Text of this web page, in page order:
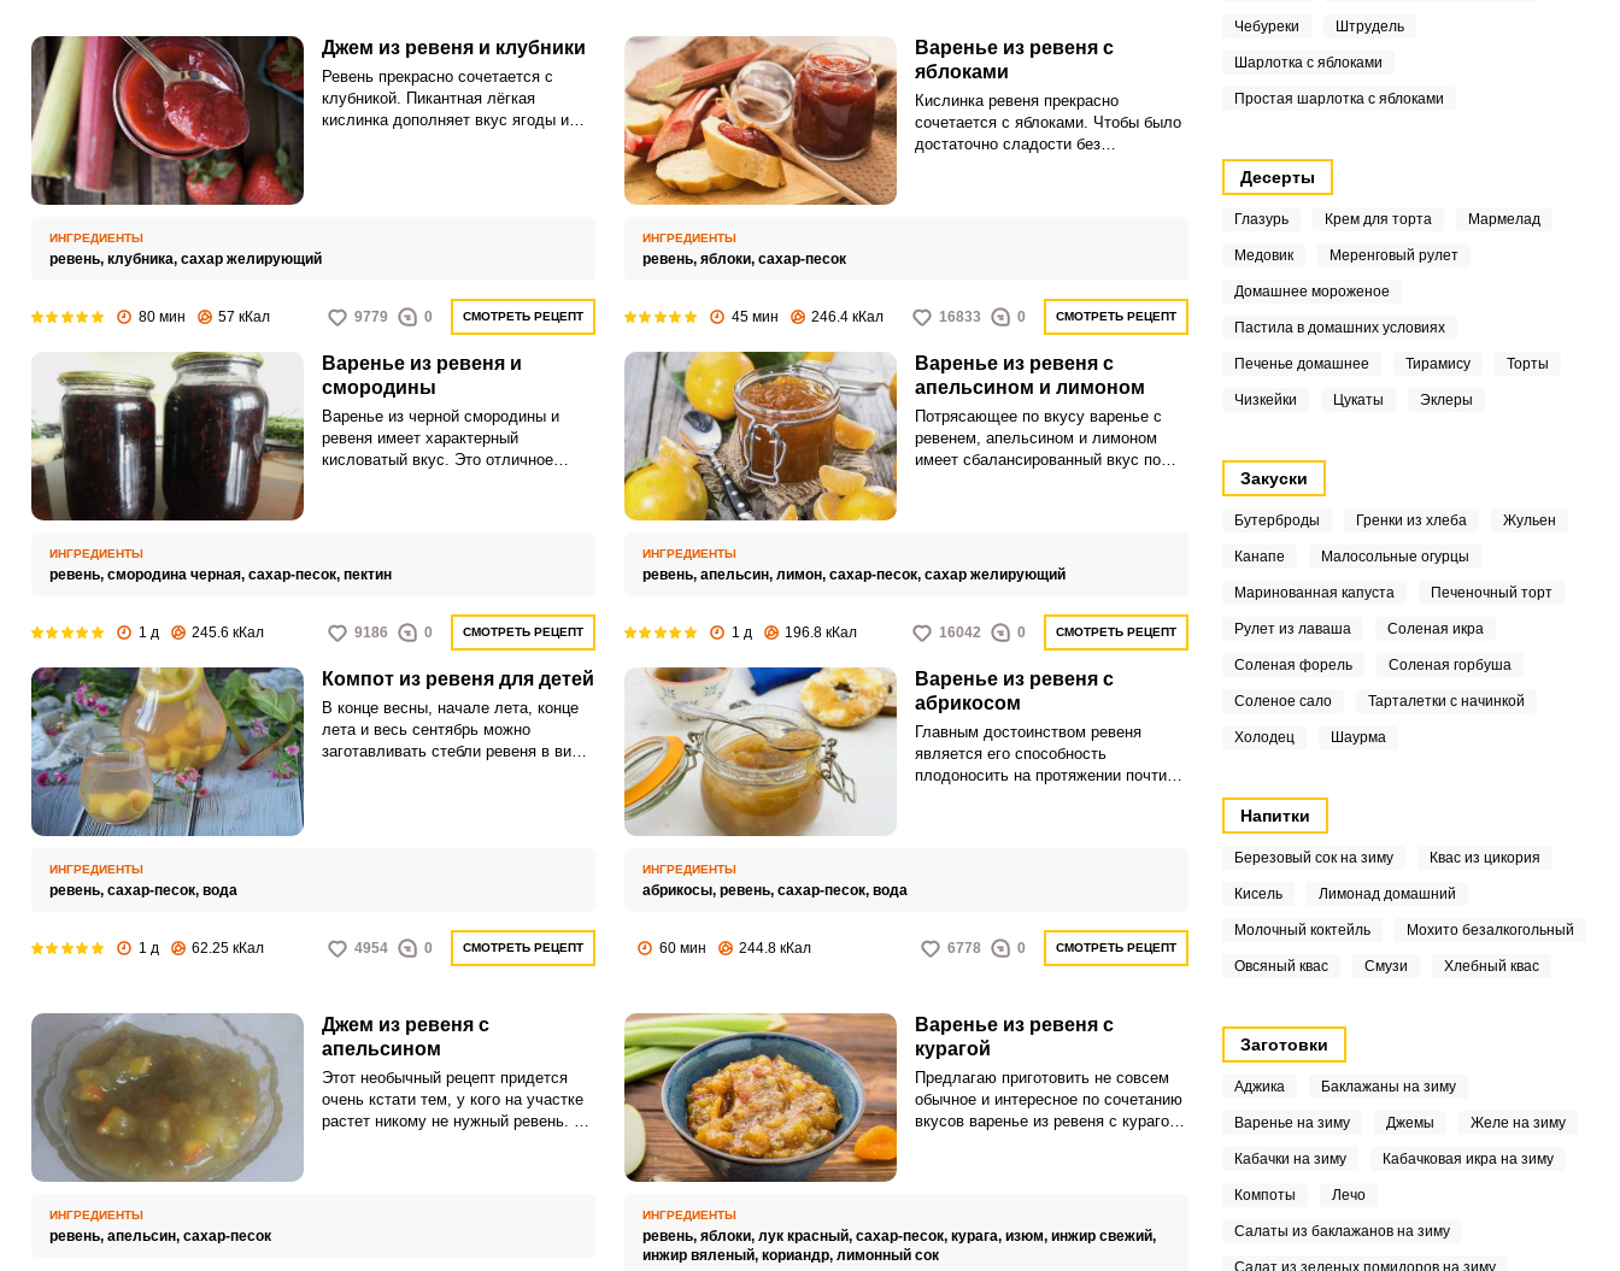
Джем из ревеня и клубники
Ревень прекрасно сочетается с
клубникой. Пикантная лёгкая
кислинка дополняет вкус ягоды и
ИНГРЕДИЕНТЫ
ревень, клубника, сахар желирующий
80 мин 57 кКал 9779 0 СМОТРЕТЬ РЕЦЕПТ
Варенье из ревеня с
яблоками
Кислинка ревеня прекрасно
сочетается с яблоками. Чтобы было
достаточно сладости без
ИНГРЕДИЕНТЫ
ревень, яблоки, сахар-песок
45 мин 246.4 кКал 16833 0 СМОТРЕТЬ РЕЦЕПТ
Варенье из ревеня и
смородины
Варенье из черной смородины и
ревеня имеет характерный
кисловатый вкус. Это отличное
ИНГРЕДИЕНТЫ
ревень, смородина черная, сахар-песок, пектин
1 д 245.6 кКал 9186 0 СМОТРЕТЬ РЕЦЕПТ
Варенье из ревеня с
апельсином и лимоном
Потрясающее по вкусу варенье с
ревенем, апельсином и лимоном
имеет сбалансированный вкус по
ИНГРЕДИЕНТЫ
ревень, апельсин, лимон, сахар-песок, сахар желирующий
1 д 196.8 кКал 16042 0 СМОТРЕТЬ РЕЦЕПТ
Компот из ревеня для детей
В конце весны, начале лета, конце
лета и весь сентябрь можно
заготавливать стебли ревеня в виде
ИНГРЕДИЕНТЫ
ревень, сахар-песок, вода
1 д 62.25 кКал 4954 0 СМОТРЕТЬ РЕЦЕПТ
Варенье из ревеня с
абрикосом
Главным достоинством ревеня
является его способность
плодоносить на протяжении почти
ИНГРЕДИЕНТЫ
абрикосы, ревень, сахар-песок, вода
60 мин 244.8 кКал 6778 0 СМОТРЕТЬ РЕЦЕПТ
Джем из ревеня с
апельсином
Этот необычный рецепт придется
очень кстати тем, у кого на участке
растет никому не нужный ревень. С
ИНГРЕДИЕНТЫ
ревень, апельсин, сахар-песок
Варенье из ревеня с
курагой
Предлагаю приготовить не совсем
обычное и интересное по сочетанию
вкусов варенье из ревеня с курагой.
песка, всегда придает невероятный
вкус и аромат блюдам.
ИНГРЕДИЕНТЫ
ревень, яблоки, лук красный, сахар-песок, курага, изюм, инжир свежий,
инжир вяленый, кориандр, лимонный сок
Чебуреки Штрудель
Шарлотка с яблоками
Простая шарлотка с яблоками
Десерты
Глазурь Крем для торта Мармелад
Медовик Меренговый рулет
Домашнее мороженое
Пастила в домашних условиях
Печенье домашнее Тирамису Торты
Чизкейки Цукаты Эклеры
Закуски
Бутерброды Гренки из хлеба Жульен
Канапе Малосольные огурцы
Маринованная капуста Печеночный торт
Рулет из лаваша Соленая икра
Соленая форель Соленая горбуша
Соленое сало Тарталетки с начинкой
Холодец Шаурма
Напитки
Березовый сок на зиму Квас из цикория
Кисель Лимонад домашний
Молочный коктейль Мохито безалкогольный
Овсяный квас Смузи Хлебный квас
Заготовки
Аджика Баклажаны на зиму
Варенье на зиму Джемы Желе на зиму
Кабачки на зиму Кабачковая икра на зиму
Компоты Лечо
Салаты из баклажанов на зиму
Салат из зеленых помидоров на зиму
ВХОД НА САЙТ РЕГИСТРАЦИЯ
с помощью социальных сетей:
Запомнить меня
ВХОД
Забыли пароль?